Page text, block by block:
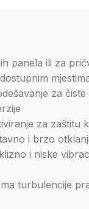
panela ili za
za
za zaštitu
i brzo
i niske
turbulencije